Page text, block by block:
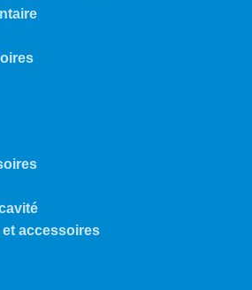
et accessoires